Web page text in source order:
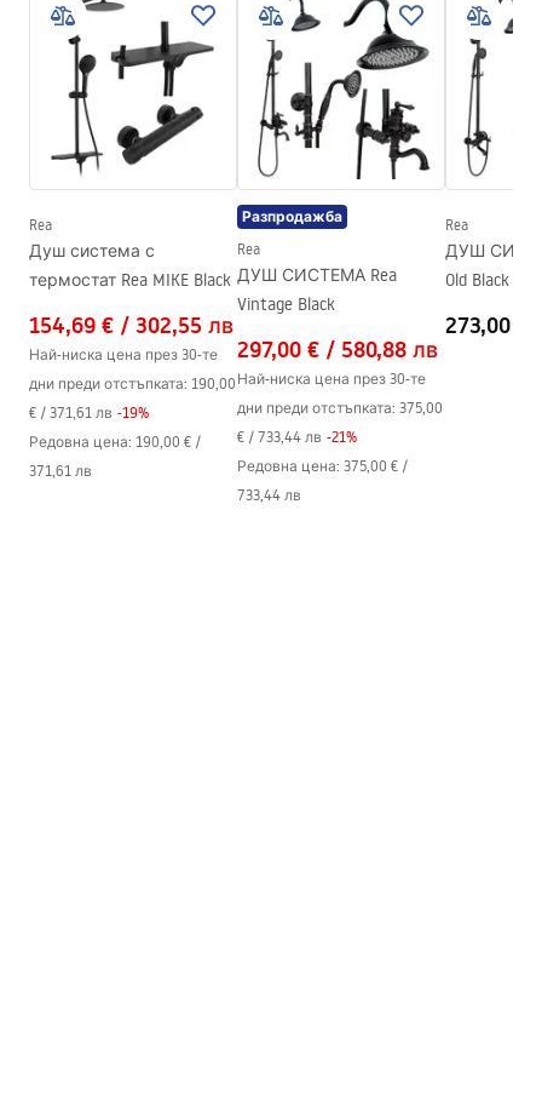
цвят на стъклото
Прозрачен 6mm
начин на отваряне
Сгъваем
Монтаж
на душ коритото или пода
Височина
1900mm
Посока на душ - кабината
универсален
Гаранция
24 месеца
Покритие Easy Clean
Да, от двете страни на
стъклото
shower manual
shower manual.pdf
Rea
Душ система с
термостат Rea MIKE Black
154,69 € / 302,55 лв
Най-ниска цена през 30-те
дни преди отстъпката: 190,00
€ / 371,61 лв -19%
Редовна цена: 190,00 € /
371,61 лв
Разпродажба
Rea
ДУШ СИСТЕМА Rea
Vintage Black
297,00 € / 580,88 лв
Най-ниска цена през 30-те
дни преди отстъпката: 375,00
€ / 733,44 лв -21%
Редовна цена: 375,00 € /
733,44 лв
Rea
ДУШ
Old Black
273,00 €